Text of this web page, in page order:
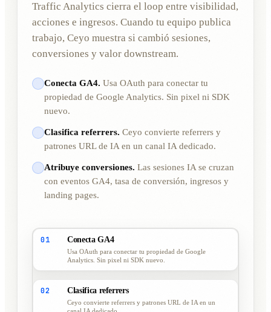
Traffic Analytics cierra el loop entre visibilidad,
acciones e ingresos. Cuando tu equipo publica
trabajo, Ceyo muestra si cambió sesiones,
conversiones y valor downstream.
Conecta GA4. Usa OAuth para conectar tu
propiedad de Google Analytics. Sin pixel ni SDK
nuevo.
Clasifica referrers. Ceyo convierte referrers y
patrones URL de IA en un canal IA dedicado.
Atribuye conversiones. Las sesiones IA se cruzan
con eventos GA4, tasa de conversión, ingresos y
landing pages.
01 Conecta GA4
Usa OAuth para conectar tu propiedad de Google
Analytics. Sin pixel ni SDK nuevo.
02 Clasifica referrers
Ceyo convierte referrers y patrones URL de IA en un